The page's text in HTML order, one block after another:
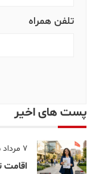
تلفن همراه
پست های اخیر
7 مرداد 1405
اقامت